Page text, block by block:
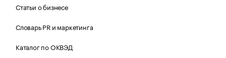
Статьи о бизнесе
Словарь PR и маркетинга
Каталог по ОКВЭД